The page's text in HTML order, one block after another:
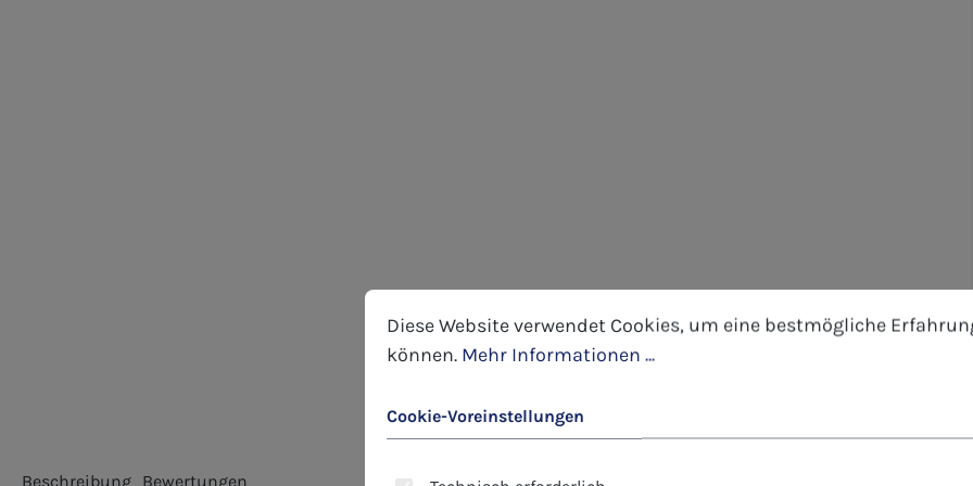
Beschreibung Bewertungen
Cookie-Voreinstellungen
Diese Website verwendet Cookies, um eine bestmögliche Erfahrung
Diese Website verwendet Cookies, um eine bestmögliche
können. Mehr Informationen ...
Cookie-Voreinstellungen